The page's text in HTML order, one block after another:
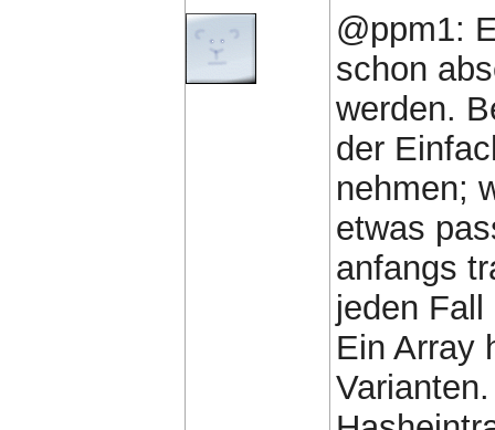
@ppm1:
schon
werden.
der
nehmen;
etwas
anfangs
jeden
Ein Array